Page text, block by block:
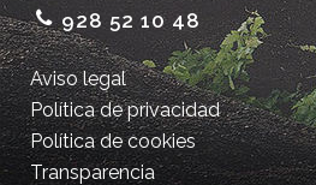
928 52 10 48
Aviso legal
Política de privacidad
Política de cookies
Transparencia